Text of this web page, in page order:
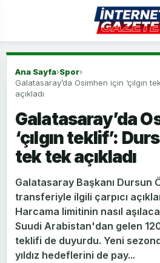
Ana Sayfa›Spor›
Galatasaray’da Osimhen için ‘çılgın
açıkladı
Galatasaray’da
‘çılgın teklif’:
tek tek açıkladı
Galatasaray Başkanı Dursun
transferiyle ilgili çarpıcı
Harcama limitinin nasıl
Suudi Arabistan'dan gelen
teklifi de duyurdu. Yeni
yıldız hedeflerini de pay...